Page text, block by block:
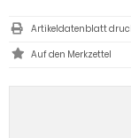
Artikeldatenblatt